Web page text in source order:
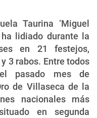
Taurina ‘Miguel
ha lidiado durante la
en 21 festejos,
3 rabos. Entre todos
pasado mes de
de Villaseca de la
nacionales más
en segunda